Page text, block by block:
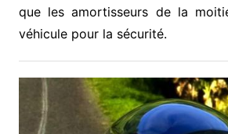
que les amortisseurs de la
véhicule pour la sécurité.